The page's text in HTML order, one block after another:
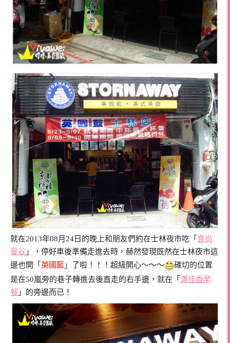
就在2013年08月24日的晚上和朋友們約在士林夜市吃「 食尚
曼谷 」，停好車後準備走進去時，赫然發現既然在士林夜市這
邊也開「 英國藍 」了啦！！！超級開心～～～
確切的位置
是在50嵐旁的巷子轉進去後直走的右手邊，就在「 滿佳香早
餐 」的旁邊而已！